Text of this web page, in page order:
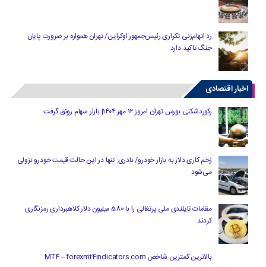
رد اتهام‌زنی تکراری رئیس‌جمهور اوکراین/ تهران همواره بر ضرورت پایان
جنگ تاکید دارد
اخبار اقتصادی
رکوردشکنی بورس تهران امروز ۱۲ مهر ۱۴۰۴| بازار سهام رونق گرفت
زخم کاری دلار به بازار خودرو/ نادری: تنها در این حالت قیمت خودرو نزولی
می‌شود
مقامات تایلندی ملی پرتغالی را با 580 میلیون دلار کلاهبرداری رمزنگاری
کردند
بالاترین کمترین شاخص MT4 – forexmt4indicators.com